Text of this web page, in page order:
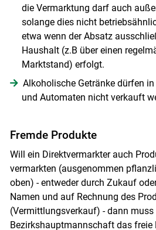
die Vermarktung darf auch
solange dies nicht
etwa wenn der Absatz
Haushalt (z.B über einen
Marktstand) erfolgt.
Alkoholische Getränke dürfen
und Automaten nicht verkauft
Fremde Produkte
Will ein Direktvermarkter auch
vermarkten (ausgenommen
oben) - entweder durch Zukauf
Namen und auf Rechnung des
(Vermittlungsverkauf) - dann muss
Bezirkshauptmannschaft das freie